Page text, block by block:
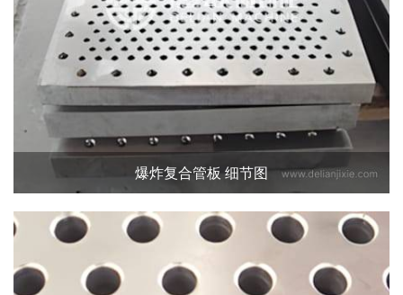
爆炸复合管板 细节图